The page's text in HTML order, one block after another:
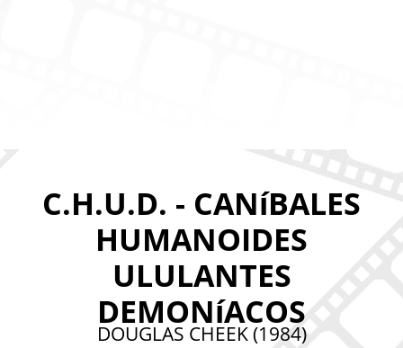
C.H.U.D. - CANíBALES
HUMANOIDES
ULULANTES
DEMONíACOS
DOUGLAS CHEEK (1984)